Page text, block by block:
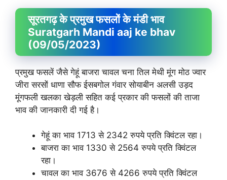
सूरतगढ़ के प्रमुख फसलों के मंडी भाव
Suratgarh Mandi aaj ke bhav
(09/05/2023)
प्रमुख फसलें जैसे गेहूं बाजरा चावल चना तिल मेथी मूंग मोठ ज्वार
जीरा सरसों धाणा सौफ ईसबगोल गंवार सोयाबीन अलसी उड़द
मूंगफली खलका खेड़ली सहित कई प्रकार की फसलों की ताजा
भाव की जानकारी दी गई है।
गेहूं का भाव 1713 से 2342 रुपये प्रति क्विंटल रहा।
बाजरा का भाव 1330 से 2564 रुपये प्रति क्विंटल
रहा।
चावल का भाव 3676 से 4266 रुपये प्रति क्विंटल